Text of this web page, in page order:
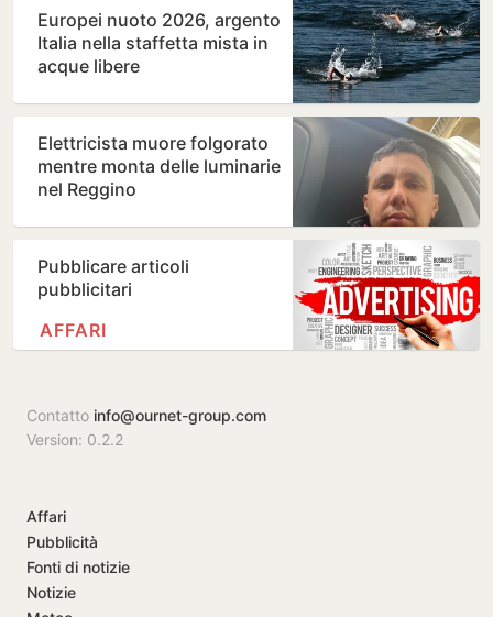
Europei nuoto 2026, argento
Italia nella staffetta mista in
acque libere
Elettricista muore folgorato
mentre monta delle luminarie
nel Reggino
Pubblicare articoli
pubblicitari
AFFARI
Contatto info@ournet-group.com
Version: 0.2.2
Affari
Pubblicità
Fonti di notizie
Notizie